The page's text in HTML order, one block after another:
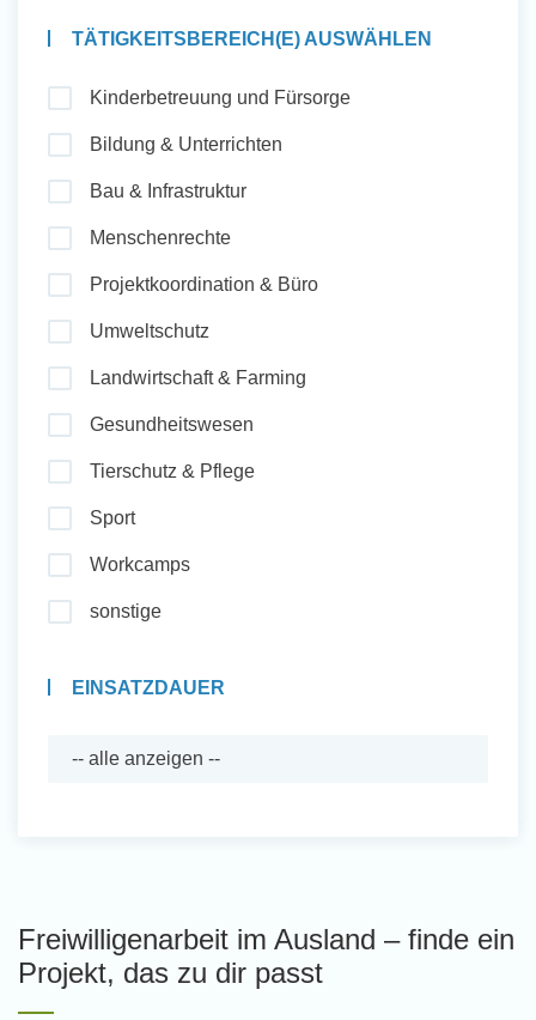
Auslandserfahrung Sammeln
Initiativbewerbung
TÄTIGKEITSBEREICH(E) AUSWÄHLEN
Kinderbetreuung und Fürsorge
Bildung & Unterrichten
Bau & Infrastruktur
Menschenrechte
Projektkoordination & Büro
Umweltschutz
Landwirtschaft & Farming
Gesundheitswesen
Tierschutz & Pflege
Sport
Workcamps
sonstige
EINSATZDAUER
Freiwilligenarbeit im Ausland – finde ein
Projekt, das zu dir passt